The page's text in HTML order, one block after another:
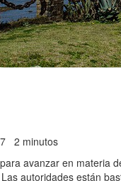
2 minutos
avanzar en materia
autoridades están